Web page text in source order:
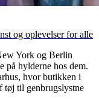
og oplevelser for alle
York og Berlin
på hylderne hos dem.
hvor butikken i
tøj til genbrugslystne